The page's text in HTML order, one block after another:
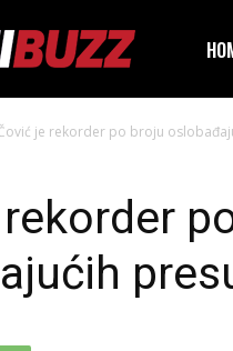
je rekorder po broju